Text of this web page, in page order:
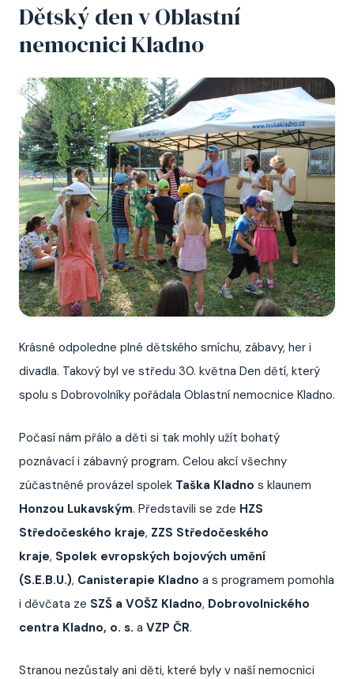
Dětský den v Oblastní
nemocnici Kladno
Krásné odpoledne plné dětského smíchu, zábavy, her i
divadla. Takový byl ve středu 30. května Den dětí, který
spolu s Dobrovolníky pořádala Oblastní nemocnice Kladno.
Počasí nám přálo a děti si tak mohly užít bohatý
poznávací i zábavný program. Celou akcí všechny
zúčastněné provázel spolek Taška Kladno s klaunem
Honzou Lukavským. Představili se zde HZS
Středočeského kraje, ZZS Středočeského
kraje, Spolek evropských bojových umění
(S.E.B.U.), Canisterapie Kladno a s programem pomohla
i děvčata ze SZŠ a VOŠZ Kladno, Dobrovolnického
centra Kladno, o. s. a VZP ČR.
Stranou nezůstaly ani děti, které byly v naší nemocnici